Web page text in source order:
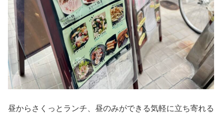
昼からさくっとランチ、昼のみができる気軽に立ち寄れる